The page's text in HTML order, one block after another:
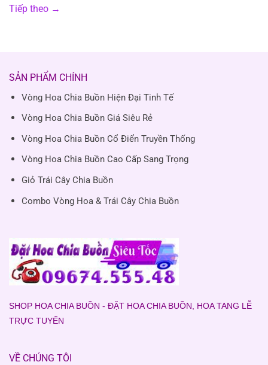
Tiếp theo →
SẢN PHẨM CHÍNH
Vòng Hoa Chia Buồn Hiện Đại Tinh Tế
Vòng Hoa Chia Buồn Giá Siêu Rẻ
Vòng Hoa Chia Buồn Cổ Điển Truyền Thống
Vòng Hoa Chia Buồn Cao Cấp Sang Trọng
Giỏ Trái Cây Chia Buồn
Combo Vòng Hoa & Trái Cây Chia Buồn
SHOP HOA CHIA BUỒN - ĐẶT HOA CHIA BUỒN, HOA TANG LỄ
TRỰC TUYẾN
VỀ CHÚNG TÔI